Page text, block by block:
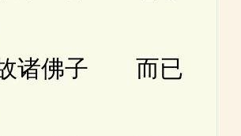
佛子 而已